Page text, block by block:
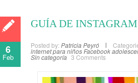
6
Feb
GUÍA DE
Posted by: Patricia Peyró
internet para niñosFacebook
Sin categoría 3 Comments